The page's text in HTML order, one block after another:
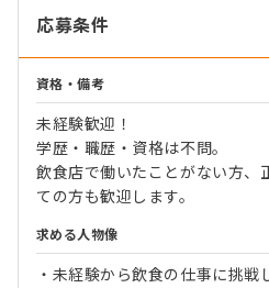
応募条件
資格・備考
未経験歓迎！
学歴・職歴・資格は不問。
飲食店で働いたことがない方、
ての方も歓迎します。
求める人物像
・未経験から飲食の仕事に挑戦